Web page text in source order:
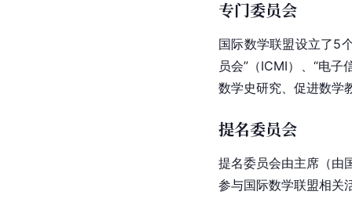
专门委员会
国际数学联盟设立了5
员会”（ICMI）、“电
数学史研究、促进数学
提名委员会
提名委员会由主席（由
参与国际数学联盟相关